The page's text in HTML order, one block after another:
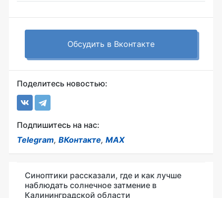
Обсудить в Вконтакте
Поделитесь новостью:
Подпишитесь на нас:
Telegram, ВКонтакте, MAX
Синоптики рассказали, где и как лучше
наблюдать солнечное затмение в
Калининградской области